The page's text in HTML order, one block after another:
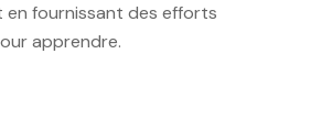
fournissant des efforts
apprendre.